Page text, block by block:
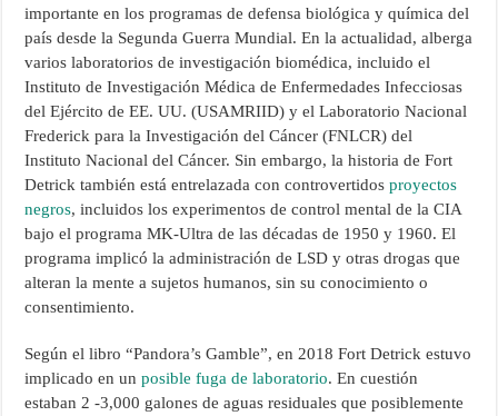
importante en los programas de defensa biológica y química del
país desde la Segunda Guerra Mundial. En la actualidad, alberga
varios laboratorios de investigación biomédica, incluido el
Instituto de Investigación Médica de Enfermedades Infecciosas
del Ejército de EE. UU. (USAMRIID) y el Laboratorio Nacional
Frederick para la Investigación del Cáncer (FNLCR) del
Instituto Nacional del Cáncer. Sin embargo, la historia de Fort
Detrick también está entrelazada con controvertidosproyectos
negros, incluidos los experimentos de control mental de la CIA
bajo el programa MK-Ultra de las décadas de 1950 y 1960. El
programa implicó la administración de LSD y otras drogas que
alteran la mente a sujetos humanos, sin su conocimiento o
consentimiento.
Según el libro “Pandora’s Gamble”, en 2018 Fort Detrick estuvo
implicado en unposible fuga de laboratorio. En cuestión
estaban 2 -3,000 galones de aguas residuales que posiblemente